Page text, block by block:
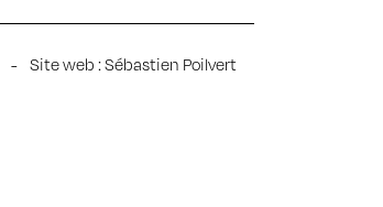
- Site web :Sébastien Poilvert